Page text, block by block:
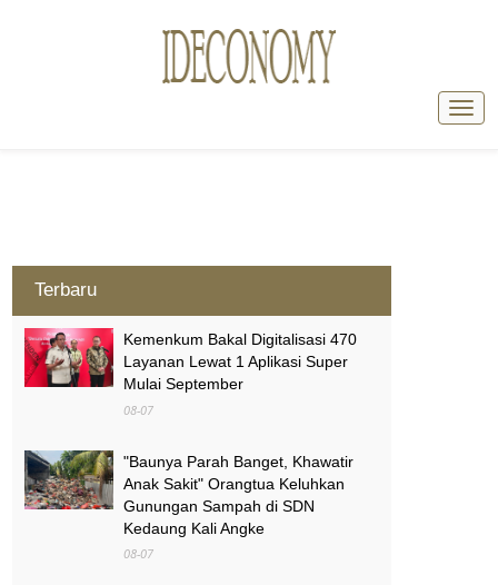
Terbaru
Kemenkum Bakal Digitalisasi 470
Layanan Lewat 1 Aplikasi Super
Mulai September
08-07
"Baunya Parah Banget, Khawatir
Anak Sakit" Orangtua Keluhkan
Gunungan Sampah di SDN
Kedaung Kali Angke
08-07